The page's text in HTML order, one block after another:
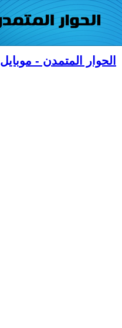
الحوار المتمدن - موبايل